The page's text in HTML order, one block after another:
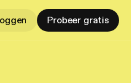
Probeer gratis